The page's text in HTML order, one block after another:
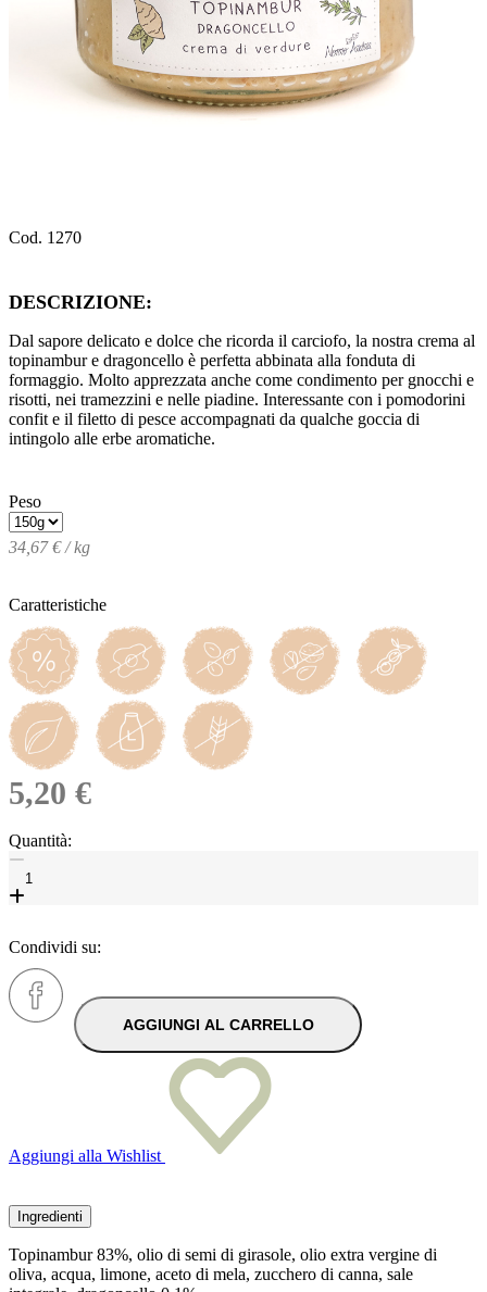
Cod. 1270
DESCRIZIONE:
Dal sapore delicato e dolce che ricorda il carciofo, la nostra crema al
topinambur e dragoncello è perfetta abbinata alla fonduta di
formaggio. Molto apprezzata anche come condimento per gnocchi e
risotti, nei tramezzini e nelle piadine. Interessante con i pomodorini
confit e il filetto di pesce accompagnati da qualche goccia di
intingolo alle erbe aromatiche.
Peso
34,67 € / kg
Caratteristiche
5,20 €
Quantità:
Condividi su:
AGGIUNGI AL CARRELLO
Aggiungi alla Wishlist
Ingredienti
Topinambur 83%, olio di semi di girasole, olio extra vergine di
oliva, acqua, limone, aceto di mela, zucchero di canna, sale